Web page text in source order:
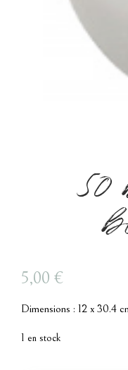
50
5,00 €
Dimensions : 12 x 30.4
1 en stock